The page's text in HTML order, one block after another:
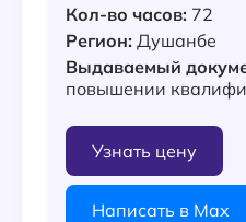
Кол-во часов: 72
Регион: Душанбе
Выдаваемый
повышении
Узнать цену
Написать в Max